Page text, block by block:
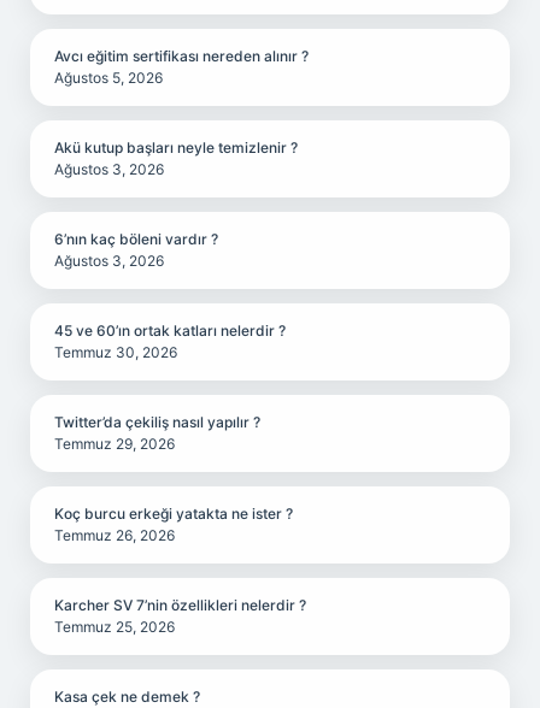
Avcı eğitim sertifikası nereden alınır ?
Ağustos 5, 2026
Akü kutup başları neyle temizlenir ?
Ağustos 3, 2026
6’nın kaç böleni vardır ?
Ağustos 3, 2026
45 ve 60’ın ortak katları nelerdir ?
Temmuz 30, 2026
Twitter’da çekiliş nasıl yapılır ?
Temmuz 29, 2026
Koç burcu erkeği yatakta ne ister ?
Temmuz 26, 2026
Karcher SV 7’nin özellikleri nelerdir ?
Temmuz 25, 2026
Kasa çek ne demek ?